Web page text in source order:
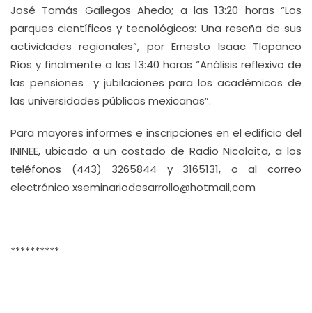
José Tomás Gallegos Ahedo; a las 13:20 horas “Los
parques científicos y tecnológicos: Una reseña de sus
actividades regionales”, por Ernesto Isaac Tlapanco
Ríos y finalmente a las 13:40 horas “Análisis reflexivo de
las pensiones y jubilaciones para los académicos de
las universidades públicas mexicanas”.
Para mayores informes e inscripciones en el edificio del
ININEE, ubicado a un costado de Radio Nicolaita, a los
teléfonos (443) 3265844 y 3165131, o al correo
electrónico xseminariodesarrollo@hotmail,com
**********